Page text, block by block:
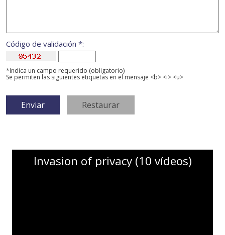
Código de validación *:
*Indica un campo requerido (obligatorio)
Se permiten las siguientes etiquetas en el mensaje <b> <i> <u>
Invasion of privacy (10 vídeos)